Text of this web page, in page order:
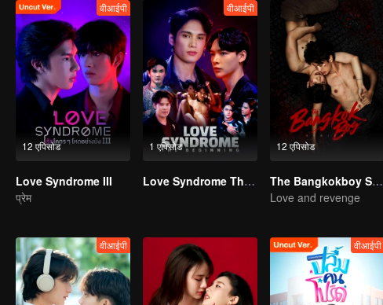
12 एपिसोड
वीआईपी
Love Syndrome III
प्रेम
1 एपिसोड
वीआईपी
Love Syndrome The Beginning Special Episode
12 एपिसोड
The Bangkokboy Series
Love and revenge
वीआईपी वीआईपी